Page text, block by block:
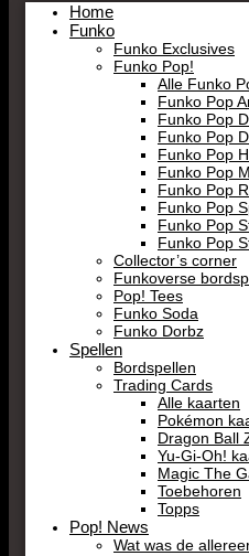
Home
Funko
Funko Exclusives
Funko Pop!
Alle Funko
Funko Pop
Funko Pop
Funko Pop
Funko Pop
Funko Pop
Funko Pop
Funko Pop
Funko Pop
Funko Pop
Collector’s corner
Funkoverse
Pop! Tees
Funko Soda
Funko Dorbz
Spellen
Bordspellen
Trading Cards
Alle kaarten
Pokémon
Dragon Ball
Yu-Gi-Oh!
Magic The
Toebehoren
Topps
Pop! News
Wat was de